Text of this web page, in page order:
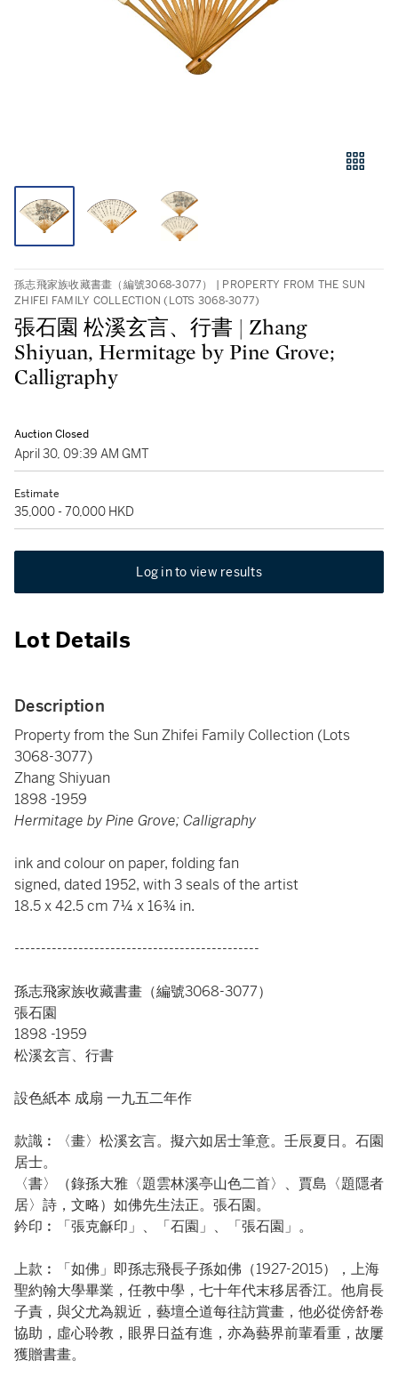
孫志飛家族收藏書畫（編號3068-3077） | PROPERTY FROM THE SUN
ZHIFEI FAMILY COLLECTION (LOTS 3068-3077)
張石園 松溪玄言、行書 | Zhang
Shiyuan, Hermitage by Pine Grove;
Calligraphy
Auction Closed
April 30, 09:39 AM GMT
Estimate
35,000 - 70,000 HKD
Log in to view results
Lot Details
Description
Property from the Sun Zhifei Family Collection (Lots
3068-3077)
Zhang Shiyuan
1898 -1959
Hermitage by Pine Grove; Calligraphy
ink and colour on paper, folding fan
signed, dated 1952, with 3 seals of the artist
18.5 x 42.5 cm 7¼ x 16¾ in.
----------------------------------------------
孫志飛家族收藏書畫（編號3068-3077）
張石園
1898 -1959
松溪玄言、行書
設色紙本 成扇 一九五二年作
款識︰〈畫〉松溪玄言。擬六如居士筆意。壬辰夏日。石園
居士。
〈書〉（錄孫大雅〈題雲林溪亭山色二首〉、賈島〈題隱者
居〉詩，文略）如佛先生法正。張石園。
鈐印︰「張克龢印」、「石園」、「張石園」。
上款︰「如佛」即孫志飛長子孫如佛（1927-2015），上海
聖約翰大學畢業，任教中學，七十年代末移居香江。他肩長
子責，與父尤為親近，藝壇仝道每往訪賞畫，他必從傍舒卷
協助，虛心聆教，眼界日益有進，亦為藝界前輩看重，故屢
獲贈書畫。